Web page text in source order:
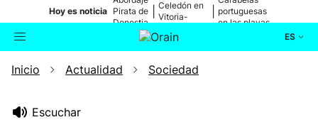
Hoy es noticia Pirata de
Donostia
Celedón en
Vitoria-
portuguesas
en las playas
ES
Buscador Actualidad
Inicio Actualidad Sociedad
Escuchar